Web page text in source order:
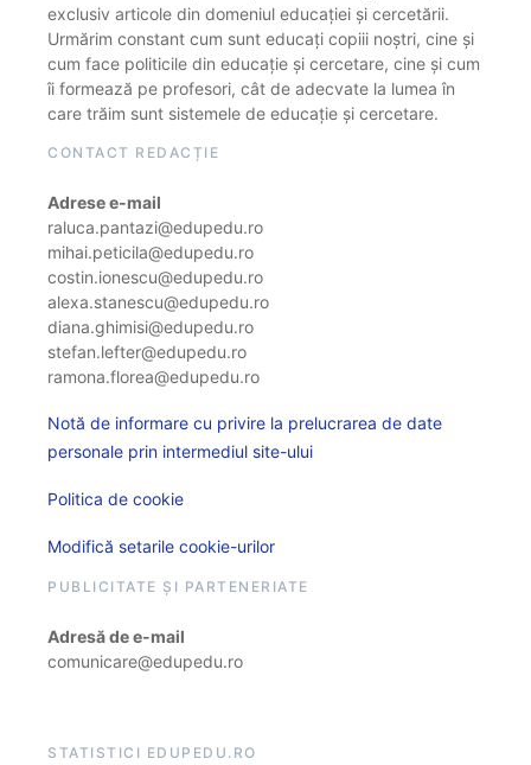
exclusiv articole din domeniul educației și cercetării.
Urmărim constant cum sunt educați copiii noștri, cine și
cum face politicile din educație și cercetare, cine și cum
îi formează pe profesori, cât de adecvate la lumea în
care trăim sunt sistemele de educație și cercetare.
CONTACT REDACȚIE
Adrese e-mail
raluca.pantazi@edupedu.ro
mihai.peticila@edupedu.ro
costin.ionescu@edupedu.ro
alexa.stanescu@edupedu.ro
diana.ghimisi@edupedu.ro
stefan.lefter@edupedu.ro
ramona.florea@edupedu.ro
Notă de informare cu privire la prelucrarea de date
personale prin intermediul site-ului
Politica de cookie
Modifică setarile cookie-urilor
PUBLICITATE ȘI PARTENERIATE
Adresă de e-mail
comunicare@edupedu.ro
STATISTICI EDUPEDU.RO